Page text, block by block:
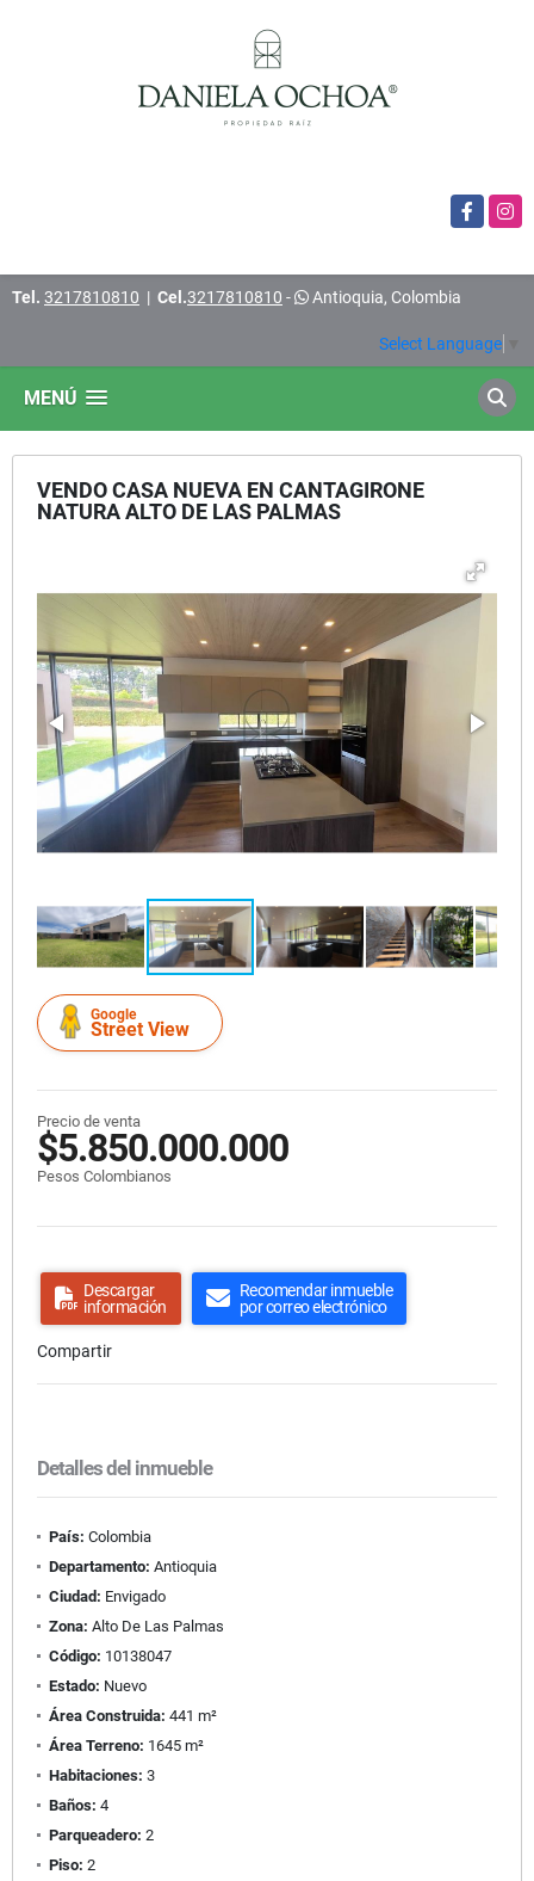
Facebook
Tel. 3217810810 | Cel.3217810810 - Antioquia, Colombia
Select Language
MENÚ
VENDO CASA NUEVA EN CANTAGIRONE
NATURA ALTO DE LAS PALMAS
Google
Street View
Precio de venta
$5.850.000.000
Pesos Colombianos
Descargar
información
Recomendar inmueble
por correo electrónico
Compartir
Detalles del inmueble
País: Colombia
Departamento: Antioquia
Ciudad: Envigado
Zona: Alto De Las Palmas
Código: 10138047
Estado: Nuevo
Área Construida: 441 m²
Área Terreno: 1645 m²
Habitaciones: 3
Baños: 4
Parqueadero: 2
Piso: 2